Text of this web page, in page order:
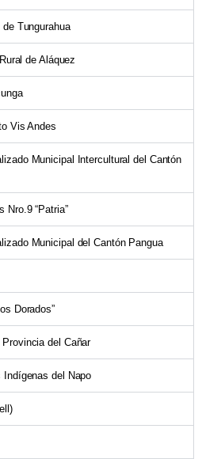
Tungurahua
de Aláquez
Vis Andes
Municipal Intercultural del Cantón
Nro.9 “Patria”
Municipal del Cantón Pangua
Dorados”
del Cañar
Indígenas del Napo